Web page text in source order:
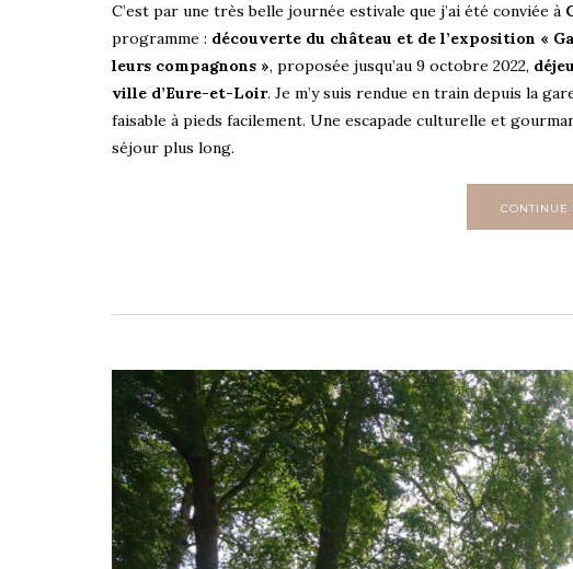
C’est par une très belle journée estivale que j’ai été conviée à
programme : découverte du château et de l’exposition «
leurs compagnons », proposée jusqu’au 9 octobre 2022,
ville d’Eure-et-Loir. Je m’y suis rendue en train depuis la
faisable à pieds facilement. Une escapade culturelle et
séjour plus long.
CONTINUE